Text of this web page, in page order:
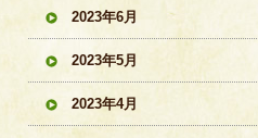
2023年6月
2023年5月
2023年4月